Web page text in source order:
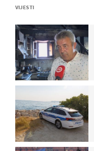
VIJESTI